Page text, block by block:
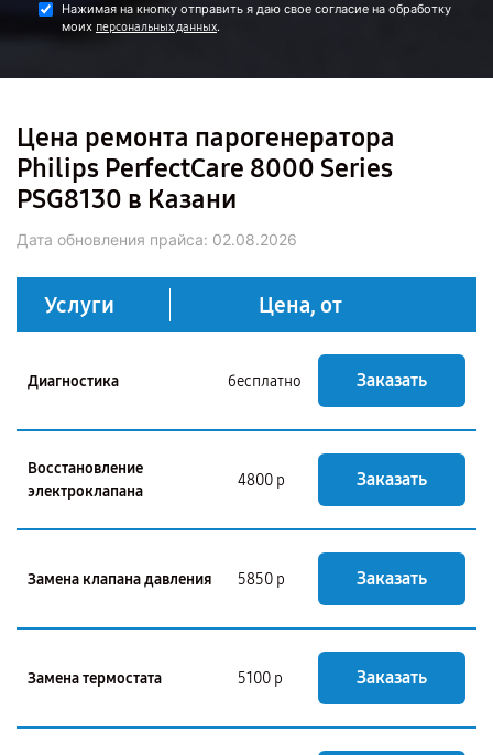
Нажимая на кнопку отправить я даю свое согласие на обработку
моих персональных данных.
Цена ремонта парогенератора
Philips PerfectCare 8000 Series
PSG8130 в Казани
Дата обновления прайса: 02.08.2026
Услуги Цена, от
Диагностика бесплатно Заказать
Восстановление
электроклапана
4800 р Заказать
Замена клапана давления 5850 р Заказать
Замена термостата 5100 р Заказать